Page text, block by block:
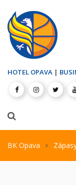
HOTEL OPAVA |
BK Opava